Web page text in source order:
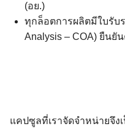
(อย.)
ทุกล็อตการผลิตมีใบรับร
Analysis – COA) ยืน
แคปซูลที่เราจัดจำหน่ายจึ